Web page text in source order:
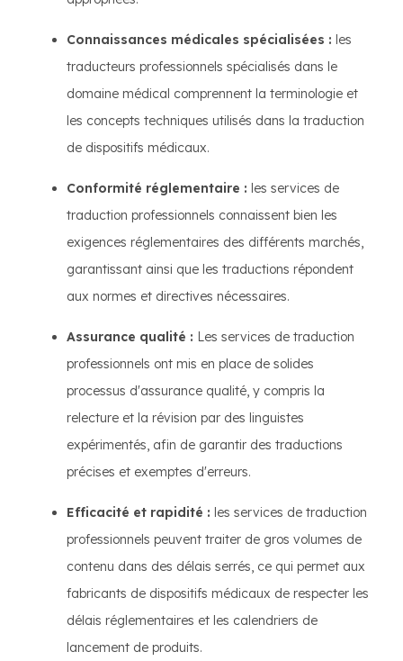
Connaissances médicales spécialisées : les
traducteurs professionnels spécialisés dans le
domaine médical comprennent la terminologie et
les concepts techniques utilisés dans la traduction
de dispositifs médicaux.
Conformité réglementaire : les services de
traduction professionnels connaissent bien les
exigences réglementaires des différents marchés,
garantissant ainsi que les traductions répondent
aux normes et directives nécessaires.
Assurance qualité : Les services de traduction
professionnels ont mis en place de solides
processus d'assurance qualité, y compris la
relecture et la révision par des linguistes
expérimentés, afin de garantir des traductions
précises et exemptes d'erreurs.
Efficacité et rapidité : les services de traduction
professionnels peuvent traiter de gros volumes de
contenu dans des délais serrés, ce qui permet aux
fabricants de dispositifs médicaux de respecter les
délais réglementaires et les calendriers de
lancement de produits.